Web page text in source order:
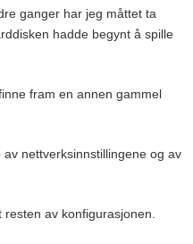
ganger har jeg måttet ta
hadde begynt å spille
fram en annen gammel
nettverksinnstillingene og av
av konfigurasjonen.